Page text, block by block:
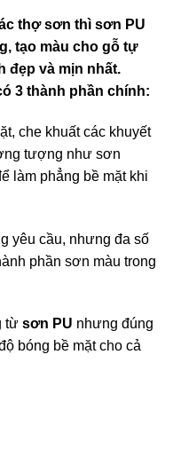
thợ sơn thì sơn PU
tạo màu cho gỗ tự
đẹp và mịn nhất.
3 thành phần chính:
che khuất các khuyết
tượng như sơn
làm phẳng bề mặt khi
yêu cầu, nhưng đa số
phần sơn màu trong
từ sơn PU nhưng đúng
bóng bề mặt cho cả